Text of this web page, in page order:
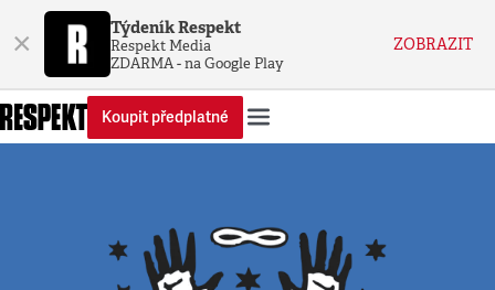
× Týdeník Respekt
Respekt Media
ZDARMA - na Google Play
ZOBRAZIT
Koupit předplatné